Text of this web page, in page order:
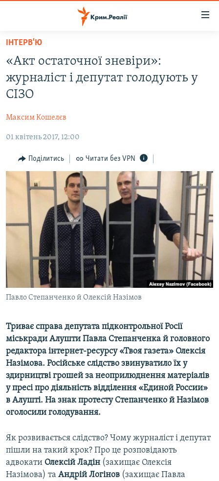
Перейти
основного
матеріалу
Перейти
до
основної
Перейти
пошуку
ВІДЕО ТА ФОТО
БЛОГИ
ПОГЛЯД
ІНТЕРВ'Ю
ВСЕ ЗА ДЕНЬ
СПЕЦПРОЕКТИ
ДЕПОРТАЦІЯ
ВІДЕОУРОКИ «ELIFBE»
СВІДЧЕННЯ ОКУПАЦІЇ
УКРАЇНСЬКА ПРОБЛЕМА КРИМУ
ІНФОГРАФІКА
ЯК ОБІЙТИ БЛОКУВАННЯ
Русский
Qırımtatar
ДОЛУЧАЙСЯ!
Усі сайти RFE/RL
ІНТЕРВ'Ю
«Акт остаточної зневіри»:
журналіст і депутат голодують у
СІЗО
Максим Кошелєв
01 квітень 2017, 12:00
Поділитись Читати без VPN
Павло Степанченко й Олексій Назімов
Триває справа депутата підконтрольної Росії
міськради Алушти Павла Степанченка й головного
редактора інтернет-ресурсу «Твоя газета» Олексія
Назімова. Російське слідство звинуватило їх у
здирництві грошей за неоприлюднення матеріалів
у пресі про діяльність відділення «Единой России»
в Алушті. На знак протесту Степанченко й Назімов
оголосили голодування.
Як розвивається слідство? Чому журналіст і депутат
пішли на такий крок? Про це розповідають
адвокати Олексій Ладін (захищає Олексія
Назімова) та Андрій Логінов (захищає Павла